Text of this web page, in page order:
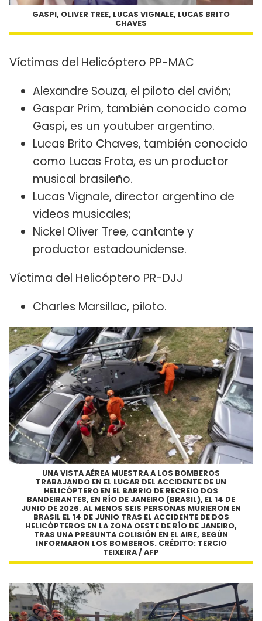
GASPI, OLIVER TREE, LUCAS VIGNALE, LUCAS BRITO
CHAVES
Víctimas del Helicóptero PP-MAC
Alexandre Souza, el piloto del avión;
Gaspar Prim, también conocido como
Gaspi, es un youtuber argentino.
Lucas Brito Chaves, también conocido
como Lucas Frota, es un productor
musical brasileño.
Lucas Vignale, director argentino de
videos musicales;
Nickel Oliver Tree, cantante y
productor estadounidense.
Víctima del Helicóptero PR-DJJ
Charles Marsillac, piloto.
UNA VISTA AÉREA MUESTRA A LOS BOMBEROS
TRABAJANDO EN EL LUGAR DEL ACCIDENTE DE UN
HELICÓPTERO EN EL BARRIO DE RECREIO DOS
BANDEIRANTES, EN RÍO DE JANEIRO (BRASIL), EL 14 DE
JUNIO DE 2026. AL MENOS SEIS PERSONAS MURIERON EN
BRASIL EL 14 DE JUNIO TRAS EL ACCIDENTE DE DOS
HELICÓPTEROS EN LA ZONA OESTE DE RÍO DE JANEIRO,
TRAS UNA PRESUNTA COLISIÓN EN EL AIRE, SEGÚN
INFORMARON LOS BOMBEROS. CRÉDITO: TERCIO
TEIXEIRA / AFP